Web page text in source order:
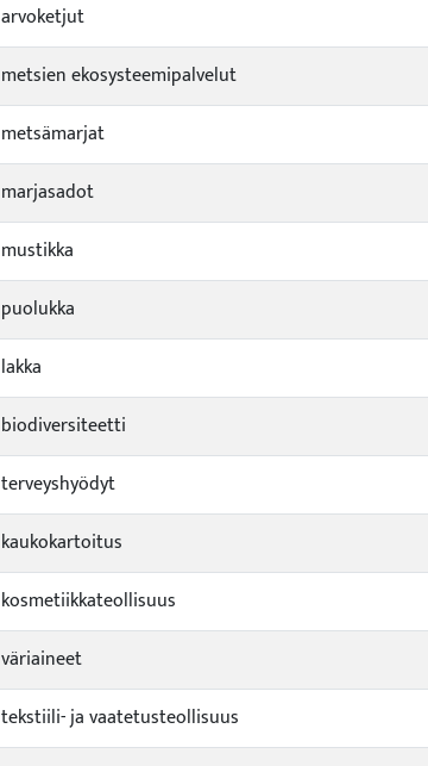
arvoketjut
metsien ekosysteemipalvelut
metsämarjat
marjasadot
mustikka
puolukka
lakka
biodiversiteetti
terveyshyödyt
kaukokartoitus
kosmetiikkateollisuus
väriaineet
tekstiili- ja vaatetusteollisuus